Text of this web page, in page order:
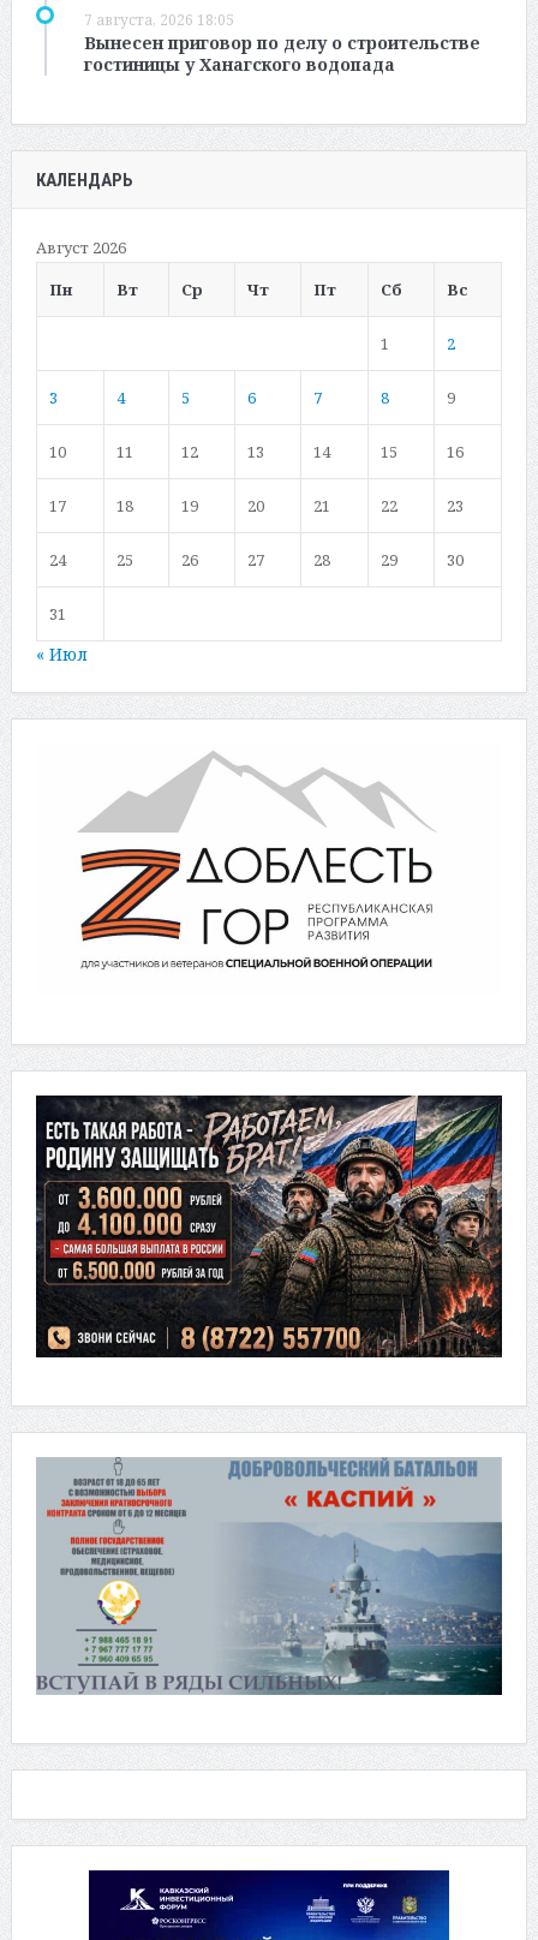
7 августа, 2026 18:05
Вынесен приговор по делу о строительстве
гостиницы у Ханагского водопада
КАЛЕНДАРЬ
Август 2026
Пн
Вт Ср Чт Пт Сб Вс
1 2
3 4 5 6 7 8 9
10 11 12 13 14 15 16
17 18 19 20 21 22 23
24 25 26 27 28 29 30
31
« Июл